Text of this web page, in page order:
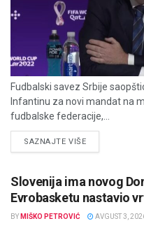
Fudbalski savez Srbije
Infantinu za novi mandat na
fudbalske federacije,...
SAZNAJTE VIŠEDETAILS
Slovenija ima novog
Evrobasketu nastavio
BY MIŠKO PETROVIĆ AVGUST 3,